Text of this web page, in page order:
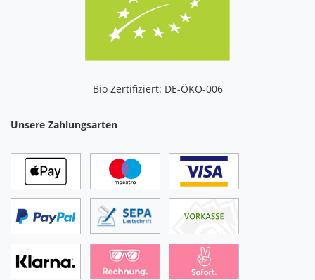
Bio Zertifiziert: DE-ÖKO-006
Unsere Zahlungsarten